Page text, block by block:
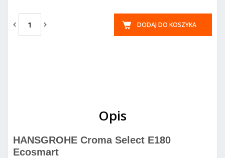
DODAJ DO KOSZYKA
Opis
HANSGROHE Croma Select E180
Ecosmart